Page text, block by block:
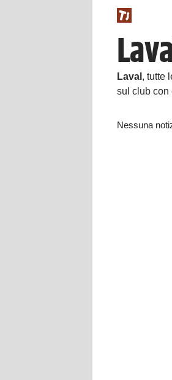
Laval , tutte
sul club con
Nessuna